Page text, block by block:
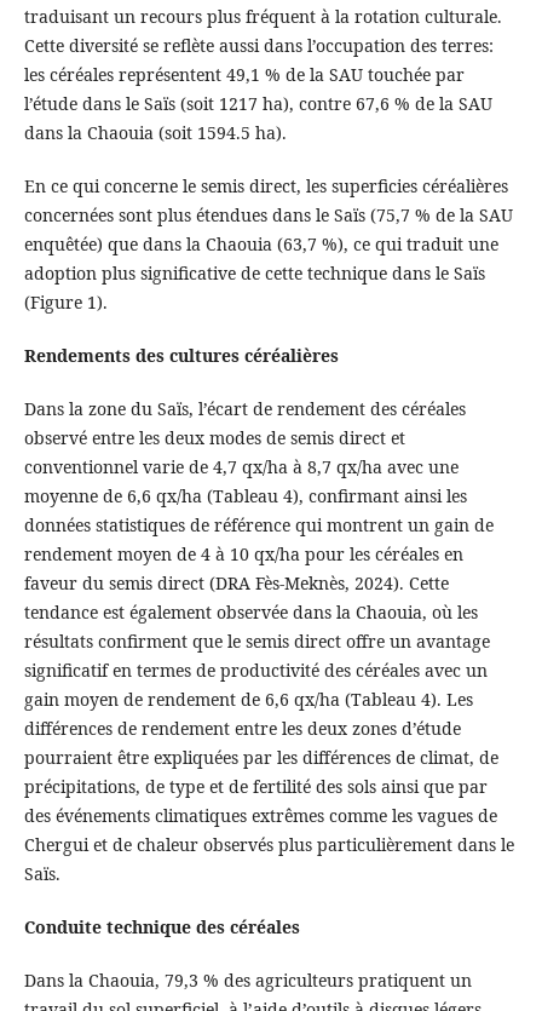
traduisant un recours plus fréquent à la rotation culturale.
Cette diversité se reflète aussi dans l’occupation des terres:
les céréales représentent 49,1 % de la SAU touchée par
l’étude dans le Saïs (soit 1217 ha), contre 67,6 % de la SAU
dans la Chaouia (soit 1594.5 ha).
En ce qui concerne le semis direct, les superficies céréalières
concernées sont plus étendues dans le Saïs (75,7 % de la SAU
enquêtée) que dans la Chaouia (63,7 %), ce qui traduit une
adoption plus significative de cette technique dans le Saïs
(Figure 1).
Rendements des cultures céréalières
Dans la zone du Saïs, l’écart de rendement des céréales
observé entre les deux modes de semis direct et
conventionnel varie de 4,7 qx/ha à 8,7 qx/ha avec une
moyenne de 6,6 qx/ha (Tableau 4), confirmant ainsi les
données statistiques de référence qui montrent un gain de
rendement moyen de 4 à 10 qx/ha pour les céréales en
faveur du semis direct (DRA Fès-Meknès, 2024). Cette
tendance est également observée dans la Chaouia, où les
résultats confirment que le semis direct offre un avantage
significatif en termes de productivité des céréales avec un
gain moyen de rendement de 6,6 qx/ha (Tableau 4). Les
différences de rendement entre les deux zones d’étude
pourraient être expliquées par les différences de climat, de
précipitations, de type et de fertilité des sols ainsi que par
des événements climatiques extrêmes comme les vagues de
Chergui et de chaleur observés plus particulièrement dans le
Saïs.
Conduite technique des céréales
Dans la Chaouia, 79,3 % des agriculteurs pratiquent un